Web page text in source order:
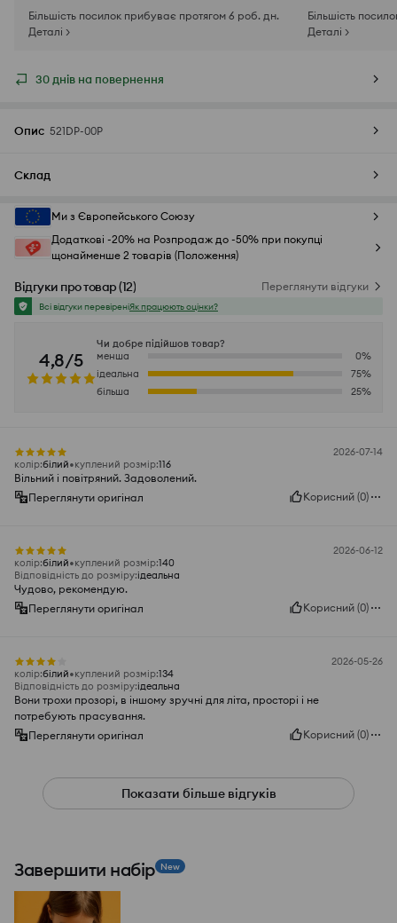
Більшість посилок прибуває протягом 6 роб. дн.
Деталі >
Більшість
Деталі >
30 днів на повернення
Опис 521DP-00P
Склад
Ми з Європейського Союзу
Додаткові -20% на Розпродаж до -50% при покупці
щонайменше 2 товарів (Положення)
Відгуки про товар(12) Переглянути відгуки
Всі відгуки перевіреніЯк працюють оцінки?
4,8/5
Чи добре підійшов товар?
менша
0%
ідеальна
75%
більша
25%
2026-07-14
колір:білий куплений розмір:116
Вільний і повітряний. Задоволений.
Переглянути оригінал
Корисний (0)
2026-06-12
колір:білий куплений розмір:140
Відповідність до розміру:ідеальна
Чудово, рекомендую.
Переглянути оригінал
Корисний (0)
2026-05-26
колір:білий куплений розмір:134
Відповідність до розміру:ідеальна
Вони трохи прозорі, в іншому зручні для літа, просторі і не
потребують прасування.
Переглянути оригінал
Корисний (0)
Показати більше відгуків
Завершити набір New